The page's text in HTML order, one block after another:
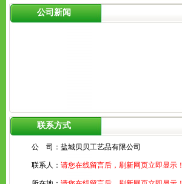
公司新闻
联系方式
公 司： 盐城贝贝工艺品有限公司
联系人： 请您在线留言后，刷新网页立即显示！